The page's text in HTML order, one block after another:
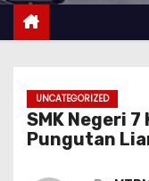
UNCATEGORIZED
SMK Negeri
Pungutan